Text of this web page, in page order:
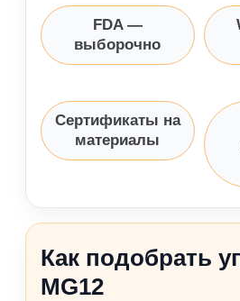
FDA —
выборочно
Сертификаты на
материалы
Как подобрать
MG12